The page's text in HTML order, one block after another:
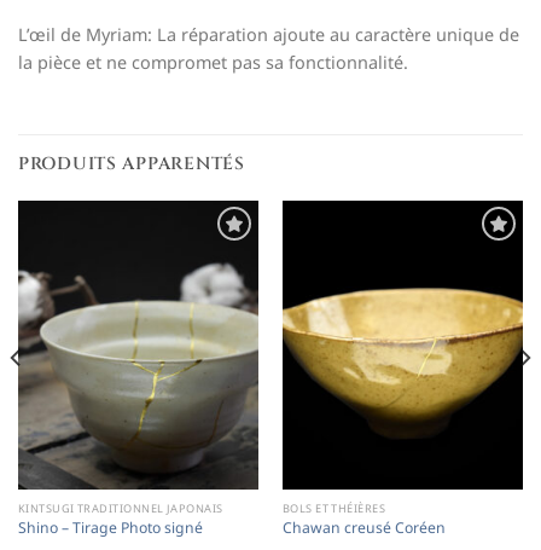
L’œil de Myriam: La réparation ajoute au caractère unique de
la pièce et ne compromet pas sa fonctionnalité.
PRODUITS APPARENTÉS
à la
liste de
souhaits
KINTSUGI TRADITIONNEL JAPONAIS
Shino – Tirage Photo signé
liste de
souhaits
BOLS ET THÉIÈRES
Chawan creusé Coréen